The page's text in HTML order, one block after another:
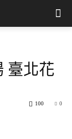
臺北花
0
100